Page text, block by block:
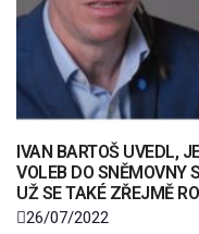
IVAN BARTOŠ UVEDL,
VOLEB DO SNĚMOVNY
UŽ SE TAKÉ ZŘEJMĚ
26/07/2022